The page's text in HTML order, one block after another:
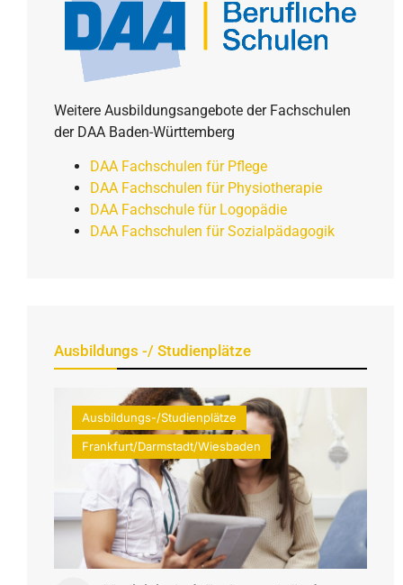
Weitere Ausbildungsangebote der Fachschulen
der DAA Baden-Württemberg
DAA Fachschulen für Pflege
DAA Fachschulen für Physiotherapie
DAA Fachschule für Logopädie
DAA Fachschulen für Sozialpädagogik
Ausbildungs -/ Studienplätze
Ausbildungs-/Studienplätze
Frankfurt/Darmstadt/Wiesbaden